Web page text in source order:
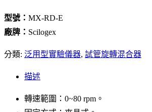
型號： MX-RD-E
廠牌： Scilogex
分類: 泛用型實驗儀器, 試管旋轉混合器
描述
轉速範圍：0~80 rpm。